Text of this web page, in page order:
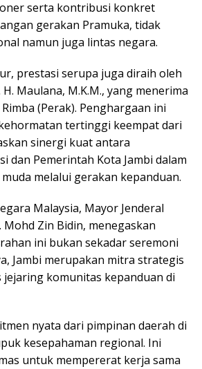
serta kontribusi konkret
gerakan Pramuka, tidak
namun juga lintas negara.
prestasi serupa juga diraih oleh
Maulana, M.K.M., yang menerima
(Perak). Penghargaan ini
tertinggi keempat dari
sinergi kuat antara
dan Pemerintah Kota Jambi dalam
melalui gerakan kepanduan.
Malaysia, Mayor Jenderal
Zin Bidin, menegaskan
ini bukan sekadar seremoni
Jambi merupakan mitra strategis
jejaring komunitas kepanduan di
nyata dari pimpinan daerah di
kesepahaman regional. Ini
untuk mempererat kerja sama